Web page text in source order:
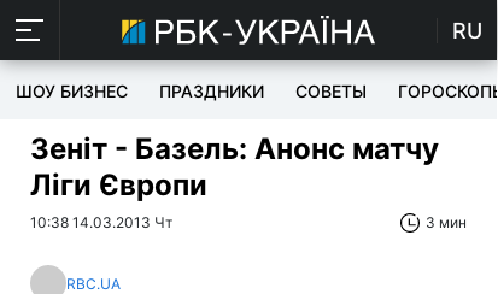
RU
ШОУ БИЗНЕС ПРАЗДНИКИ СОВЕТЫ ГОРОСКОПЫ
Зеніт - Базель: Анонс матчу
Ліги Європи
10:38 14.03.2013 Чт 3 мин
RBC.UA